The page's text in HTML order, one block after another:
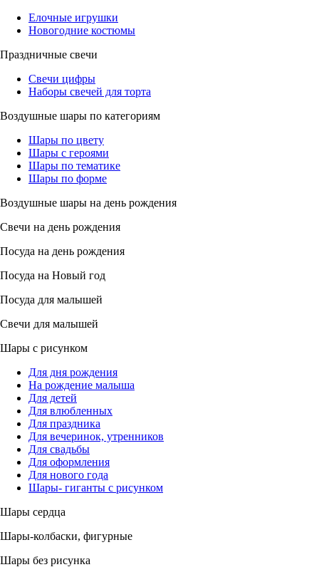
Елочные игрушки
Новогодние костюмы
Праздничные свечи
Свечи цифры
Наборы свечей для торта
Воздушные шары по категориям
Шары по цвету
Шары с героями
Шары по тематике
Шары по форме
Воздушные шары на день рождения
Свечи на день рождения
Посуда на день рождения
Посуда на Новый год
Посуда для малышей
Свечи для малышей
Шары с рисунком
Для дня рождения
На рождение малыша
Для детей
Для влюбленных
Для праздника
Для вечеринок, утренников
Для свадьбы
Для оформления
Для нового года
Шары- гиганты с рисунком
Шары сердца
Шары-колбаски, фигурные
Шары без рисунка